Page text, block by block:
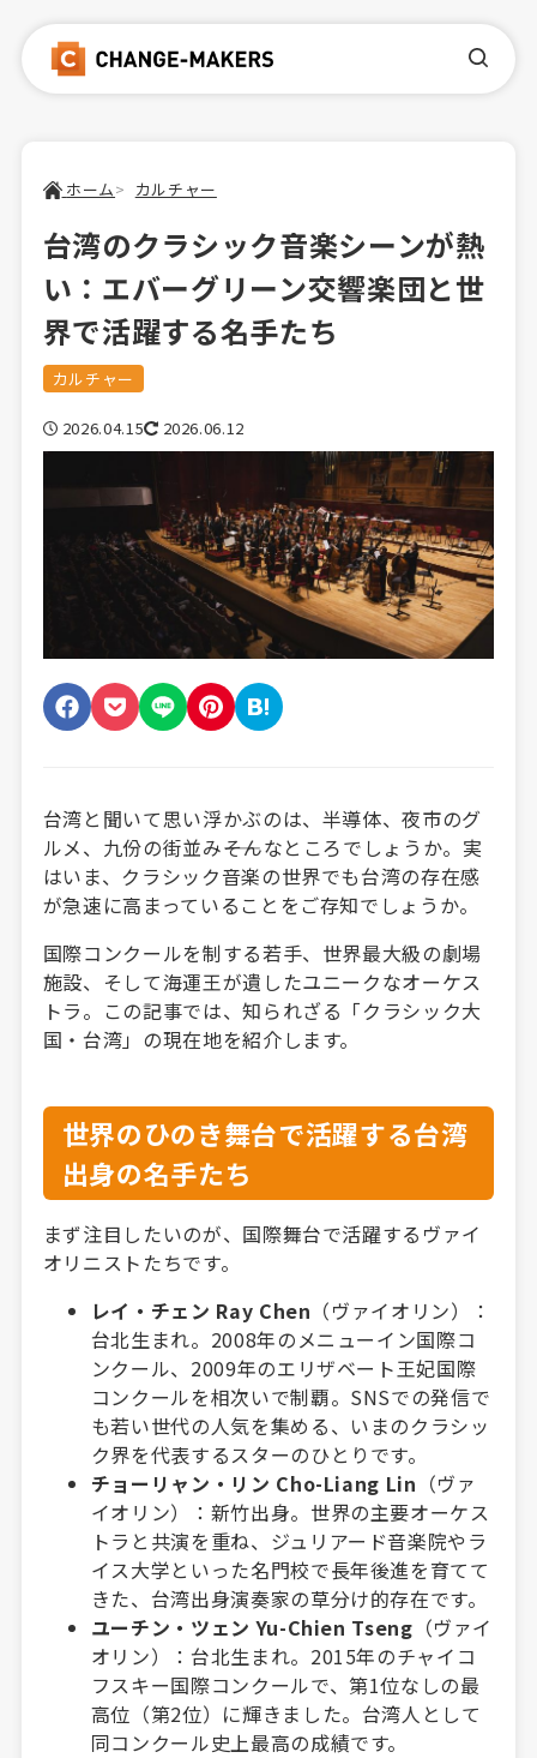
ホーム カルチャー
台湾のクラシック音楽シーンが熱
い：エバーグリーン交響楽団と世
界で活躍する名手たち
カルチャー
2026.04.15 2026.06.12
台湾と聞いて思い浮かぶのは、半導体、夜市のグ
ルメ、九份の街並み――そんなところでしょうか。実
はいま、クラシック音楽の世界でも台湾の存在感
が急速に高まっていることをご存知でしょうか。
国際コンクールを制する若手、世界最大級の劇場
施設、そして海運王が遺したユニークなオーケス
トラ。この記事では、知られざる「クラシック大
国・台湾」の現在地を紹介します。
世界のひのき舞台で活躍する台湾
出身の名手たち
まず注目したいのが、国際舞台で活躍するヴァイ
オリニストたちです。
レイ・チェン Ray Chen （ヴァイオリン）：
台北生まれ。2008年のメニューイン国際コ
ンクール、2009年のエリザベート王妃国際
コンクールを相次いで制覇。SNSでの発信で
も若い世代の人気を集める、いまのクラシッ
ク界を代表するスターのひとりです。
チョーリャン・リン Cho-Liang Lin （ヴァ
イオリン）：新竹出身。世界の主要オーケス
トラと共演を重ね、ジュリアード音楽院やラ
イス大学といった名門校で長年後進を育てて
きた、台湾出身演奏家の草分け的存在です。
ユーチン・ツェン Yu-Chien Tseng （ヴァイ
オリン）：台北生まれ。2015年のチャイコ
フスキー国際コンクールで、第1位なしの最
高位（第2位）に輝きました。台湾人として
同コンクール史上最高の成績です。